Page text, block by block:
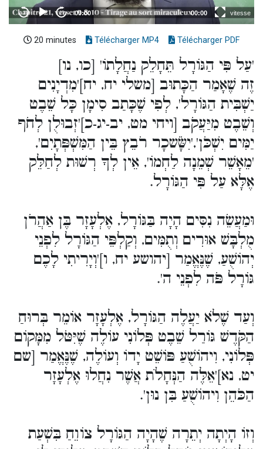
20 minutes Télécharger MP4 Télécharger PDF
'עַל פִּי הַגּוֹרָל תֵּחָלֵק נַחֲלָתוֹ' [כו, נו]
זֶה שֶׁאָמַר הַכָּתוּב [משלי יח, יח]'מִדְיָנִים
יַשְׁבִּית הַגּוֹרָל', לְפִי שֶׁכָּתַב סִימָן כָּל שֵׁבֶט
וְשֵׁבֶט מִיַּעֲקֹב [ויחי מט, יב-יג-כ]'זְבוּלֻן לְחֹף
יַמִּים יִשְׁכֹּן','יִשָֹּׂשכָר רֹבֵץ בֵּין הַמִּשְׁפְּתָיִם',
'מֵאָשֵׁר שְׁמֵנָה לַחְמוֹ', אֵין לְךָ רְשׁוּת לְחַלֵּק
אֶלָּא עַל פִּי הַגּוֹרָל.
וּמַעֲשֵׂה נִסִּים הָיָה בַּגּוֹרָל, אֶלְעָזָר בֶּן אַהֲרֹן
מֻלְבָּשׁ אוּרִים וְתֻמִּים, וְקַלְפֵּי הַגּוֹרָל לִפְנֵי
יְהוֹשֻׁעַ, שֶׁנֶּאֱמַר [יהושע יח, ו]'וְיָרִיתִי לָכֶם
גּוֹרָל פֹּה לִפְנֵי ה'.
וְעַד שֶׁלֹא יַעֲלֶה הַגּוֹרָל, אֶלְעָזָר אוֹמֵר בְּרוּחַ
הַקֹּדֶשׁ גּוֹרַל שֵׁבֶט פְּלוֹנִי עוֹלֶה שֶׁיִּטֹּל מִמָּקוֹם
פְּלוֹנִי, וִיהוֹשֻׁעַ פּוֹשֵׁט יָדוֹ וְעוֹלֶה, שֶׁנֶּאֱמַר [שם
יט, נא]'אֵלֶּה הַנְּחָלֹת אֲשֶׁר נִחֲלוּ אֶלְעָזָר
הַכֹּהֵן וִיהוֹשֻׁעַ בִּן נוּן'.
וְזוֹ הָיְתָה יְתֵרָה שֶׁהָיָה הַגּוֹרָל צוֹוֵחַ בִּשְׁעַת